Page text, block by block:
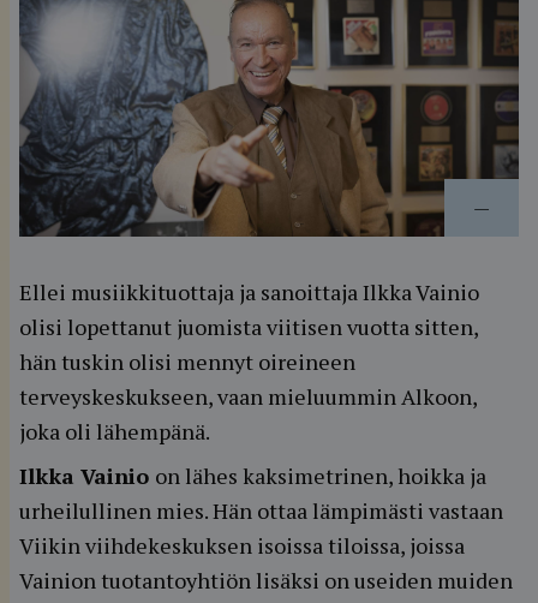
—
Ellei musiikkituottaja ja sanoittaja Ilkka Vainio
olisi lopettanut juomista viitisen vuotta sitten,
hän tuskin olisi mennyt oireineen
terveyskeskukseen, vaan mieluummin Alkoon,
joka oli lähempänä.
Ilkka Vainio on lähes kaksimetrinen, hoikka ja
urheilullinen mies. Hän ottaa lämpimästi vastaan
Viikin viihdekeskuksen isoissa tiloissa, joissa
Vainion tuotantoyhtiön lisäksi on useiden muiden